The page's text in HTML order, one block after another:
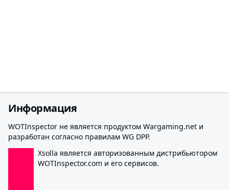
Информация
WOTInspector не является продуктом Wargaming.net и
разработан согласно правилам WG DPP.
Xsolla является авторизованным дистрибьютором
WOTInspector.com и его сервисов.